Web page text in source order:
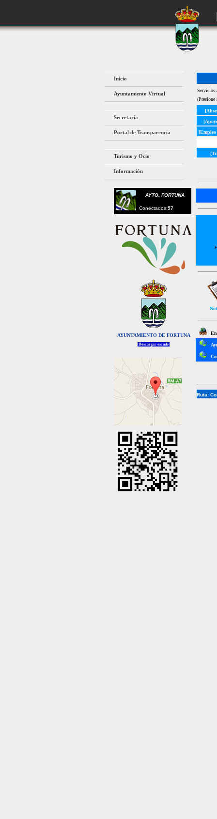
Inicio
Ayuntamiento Virtual
Secretaría
Portal de Transparencia
Turismo y Ocio
Información
AYTO. FORTUNA
Conectados:57
AYUNTAMIENTO DE FORTUNA
Descargar escudo
Servicios
(Presione
Ruta: